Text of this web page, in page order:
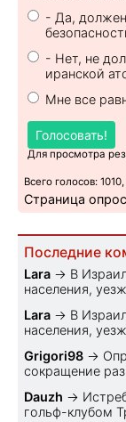
- Да,
- Нет, не
иранской
Мне все
Голосовать!
Для просмотра
Всего голосов:
Страница
Последние
Lara → В
населения,
Lara → В
населения,
Grigori98 →
сокращение
Dauzh →
гольф-клубом